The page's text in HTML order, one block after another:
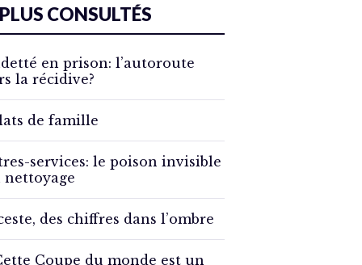
CONSULTÉS
en prison: l’autoroute
la récidive?
de famille
services: le poison invisible
nettoyage
des chiffres dans l’ombre
Coupe du monde est un